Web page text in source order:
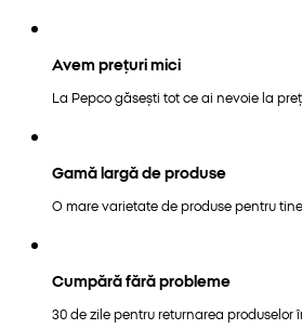
Avem prețuri mici
La Pepco găsești tot ce ai nevoie la
Gamă largă de produse
O mare varietate de produse pentru
Cumpără fără probleme
30 de zile pentru returnarea produselor